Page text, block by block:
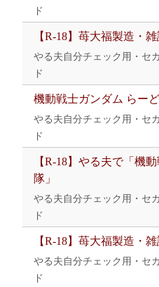
ド
【R-18】苺大福製造・
やる夫自分チェック用・セ
ド
機動戦士ガンダム らーど
やる夫自分チェック用・セ
ド
【R-18】やる夫で「機
隊」
やる夫自分チェック用・セ
ド
【R-18】苺大福製造・
やる夫自分チェック用・セ
ド